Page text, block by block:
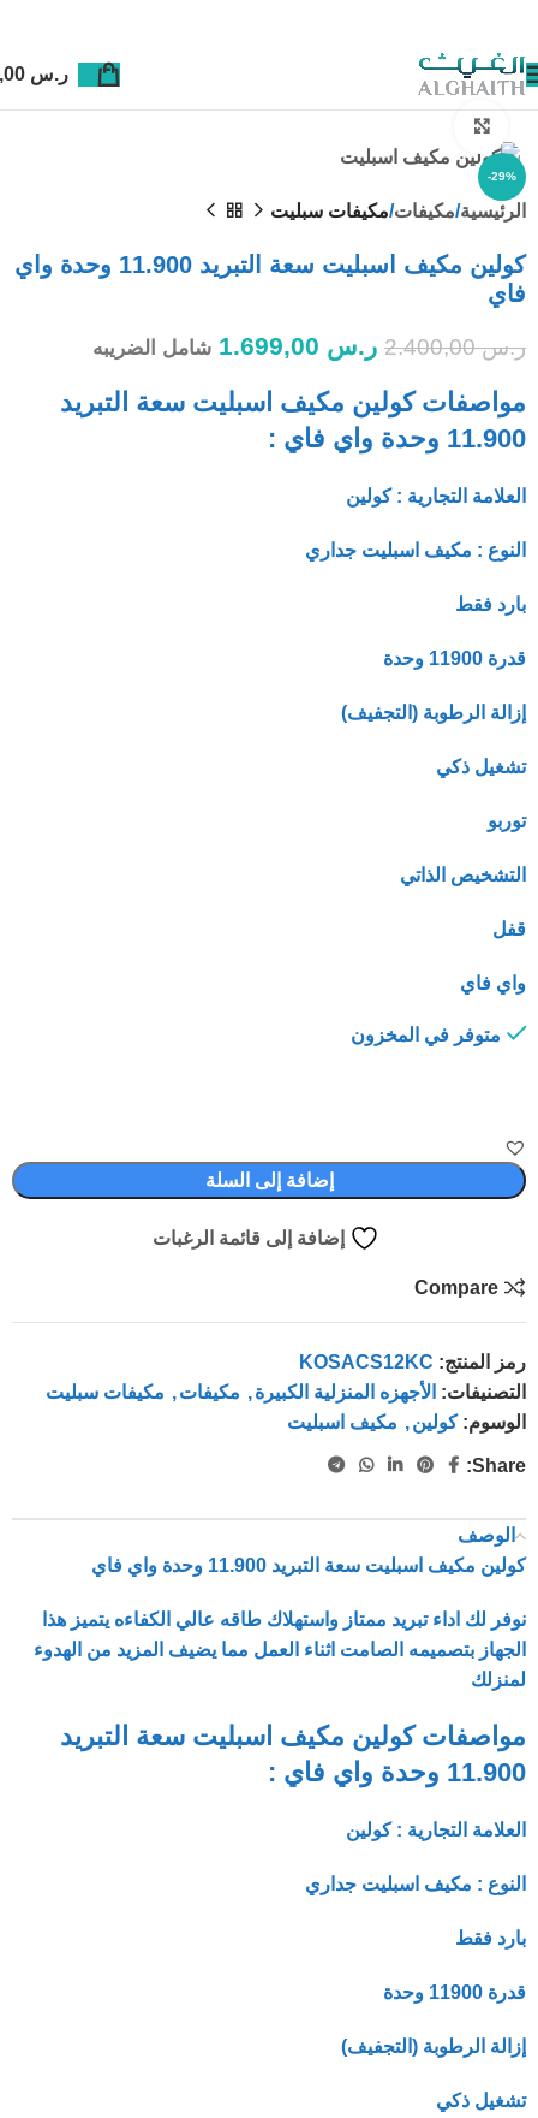
ر.س
-29%
الرئيسية مكيفات مكيفات سبليت
كولين مكيف اسبليت سعة التبريد 11.900 وحدة واي
فاي
ر.س2.400,00 ر.س شامل الضريبه
مواصفات كولين مكيف اسبليت سعة التبريد
11.900 وحدة واي فاي :
العلامة التجارية : كولين
النوع : مكيف اسبليت جداري
بارد فقط
قدرة 11900 وحدة
إزالة الرطوبة (التجفيف)
تشغيل ذكي
توربو
التشخيص الذاتي
قفل
واي فاي
متوفر في المخزون
إضافة إلى السلة
إضافة إلى قائمة الرغبات
Compare
رمز المنتج: KOSACS12KC
التصنيفات: الأجهزه المنزلية الكبيرة, مكيفات, مكيفات سبليت
الوسوم: كولين, مكيف اسبليت
Share:
الوصف
كولين مكيف اسبليت سعة التبريد 11.900 وحدة واي فاي
نوفر لك اداء تبريد ممتاز واستهلاك طاقه عالي الكفاءه يتميز هذا
الجهاز بتصميمه الصامت اثناء العمل مما يضيف المزيد من الهدوء
لمنزلك
مواصفات كولين مكيف اسبليت سعة التبريد
11.900 وحدة واي فاي :
العلامة التجارية : كولين
النوع : مكيف اسبليت جداري
بارد فقط
قدرة 11900 وحدة
إزالة الرطوبة (التجفيف)
تشغيل ذكي